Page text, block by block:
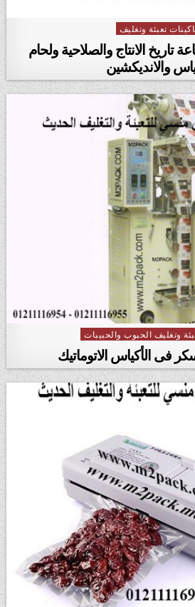
Postedتعبئة وتغليف
تاريخ الانتاج والصلاحية ولحام
والانديكشين
وتغليف الحبوب والحبيبات
فى الأكياس الاتوماتيك